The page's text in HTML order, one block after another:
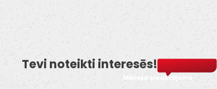
-U.C. ekstras.
Tevi noteikti interesēs!
Mēneša piedāvājums